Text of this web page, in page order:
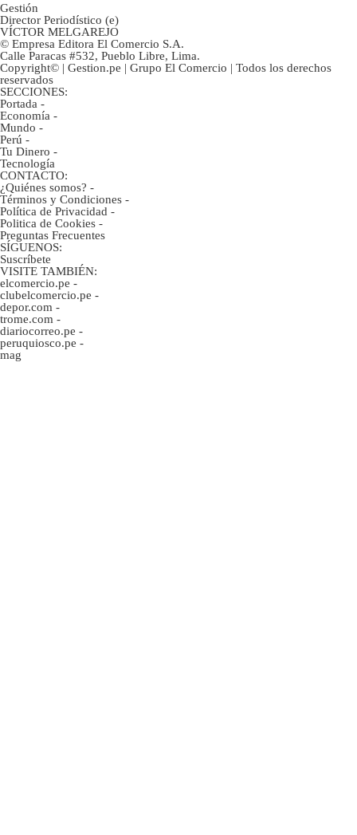
Gestión
Director Periodístico (e)
VÍCTOR MELGAREJO
© Empresa Editora El Comercio S.A.
Calle Paracas #532, Pueblo Libre, Lima.
Copyright© | Gestion.pe | Grupo El Comercio | Todos los derechos
reservados
SECCIONES:
Portada -
Economía -
Mundo -
Perú -
Tu Dinero -
Tecnología
CONTACTO:
¿Quiénes somos? -
Términos y Condiciones -
Política de Privacidad -
Politica de Cookies -
Preguntas Frecuentes
SÍGUENOS:
Suscríbete
VISITE TAMBIÉN:
elcomercio.pe -
clubelcomercio.pe -
depor.com -
trome.com -
diariocorreo.pe -
peruquiosco.pe -
mag